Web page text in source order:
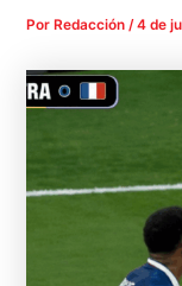
Por Redacción/4 de